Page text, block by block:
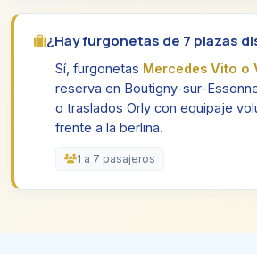
¿Hay furgonetas de 7 plazas
Sí, furgonetas Mercedes Vito o
reserva en Boutigny-sur-
o traslados Orly con equipaje
frente a la berlina.
1 a 7 pasajeros